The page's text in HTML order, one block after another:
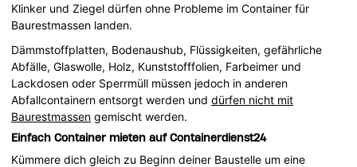
Klinker und Ziegel dürfen ohne Probleme im Container für
Baurestmassen landen.
Dämmstoffplatten, Bodenaushub, Flüssigkeiten, gefährliche
Abfälle, Glaswolle, Holz, Kunststofffolien, Farbeimer und
Lackdosen oder Sperrmüll müssen jedoch in anderen
Abfallcontainern entsorgt werden unddürfen nicht mit
Baurestmassen gemischt werden.
Einfach Container mieten auf Containerdienst24
Kümmere dich gleich zu Beginn deiner Baustelle um eine